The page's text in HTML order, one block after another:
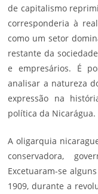
de capitalismo
corresponderia à
como um setor
restante da
e empresários. É
analisar a natureza
expressão na
política da Nicarágua.
A oligarquia
conservadora,
Excetuaram-se
1909, durante a